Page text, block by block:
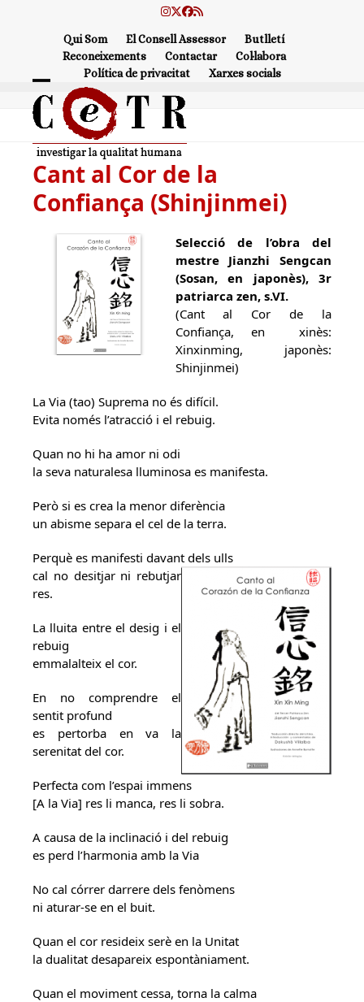
Instagram
Twitter
Facebook
RSS
Qui Som El Consell Assessor
Butlletí
Reconeixements
Contactar
Col·labora
Política de privacitat
Xarxes socials
Open
mobile
menu
Close
mobile
menu
Cant al Cor de la
Confiança (Shinjinmei)
Selecció de l’obra del
mestre Jianzhi Sengcan
(Sosan, en japonès), 3r
patriarca zen, s.VI.
(Cant al Cor de la
Confiança, en xinès:
Xinxinming, japonès:
Shinjinmei)
La Via (tao) Suprema no és difícil.
Evita només l’atracció i el rebuig.
Quan no hi ha amor ni odi
la seva naturalesa lluminosa es manifesta.
Però si es crea la menor diferència
un abisme separa el cel de la terra.
Perquè es manifesti davant dels ulls
cal no desitjar ni rebutjar
res.
La lluita entre el desig i el
rebuig
emmalalteix el cor.
En no comprendre el
sentit profund
es pertorba en va la
serenitat del cor.
Perfecta com l’espai immens
[A la Via] res li manca, res li sobra.
A causa de la inclinació i del rebuig
es perd l’harmonia amb la Via
No cal córrer darrere dels fenòmens
ni aturar-se en el buit.
Quan el cor resideix serè en la Unitat
la dualitat desapareix espontàniament.
Quan el moviment cessa, torna la calma